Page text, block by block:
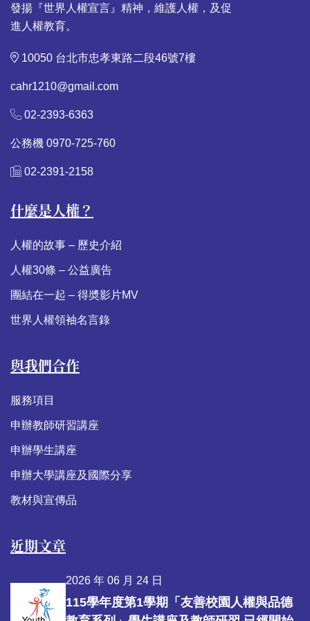
發揚『世界人權宣言』精神，維護人權，及促
進人權教育。
10050 台北市忠孝東路二段46號7樓
cahr1210@gmail.com
02-2393-6363
公務機 0970-725-760
02-2391-2158
什麼是人權？
人權的故事 – 歷史介紹
人權30條 – 公益廣告
團結在一起 – 得奬影片MV
世界人權領袖名言錄
與我們合作
服務項目
申辦教師研習講座
申辦學生講座
申辦大學講座及國際分享
教材與宣傳品
近期文章
2026 年 06 月 24 日
115學年度第1學期「友善校園人權與品德